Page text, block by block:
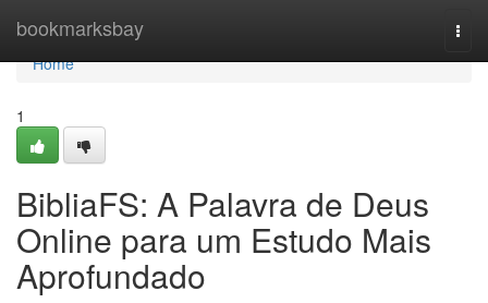
bookmarksbay
Home
Home
1
BibliaFS: A Palavra de Deus
Online para um Estudo Mais
Aprofundado